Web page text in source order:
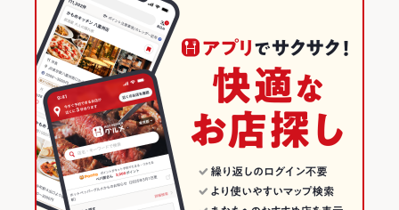
大阪駅 × 海鮮
大阪 × 居酒屋
大阪 × 海鮮
大阪の居酒屋ランキング
大阪の海鮮ランキング
梅田のグルメランキング
梅田の居酒屋ランキング
梅田の海鮮ランキング